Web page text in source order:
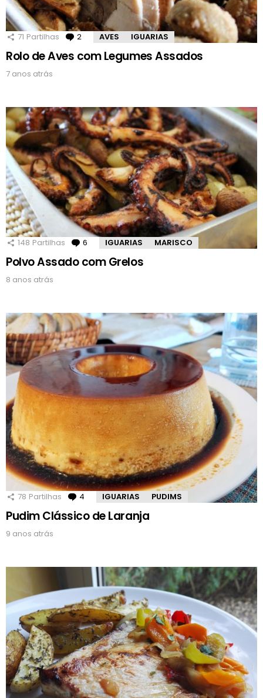
71 Partilhas 2 Comentários
AVES IGUARIAS
Rolo de Aves com Legumes Assados
7 anos atrás
148 Partilhas 6 Comentários
IGUARIAS MARISCO
Polvo Assado com Grelos
8 anos atrás
78 Partilhas 4 Comentários
IGUARIAS PUDIMS
Pudim Clássico de Laranja
9 anos atrás